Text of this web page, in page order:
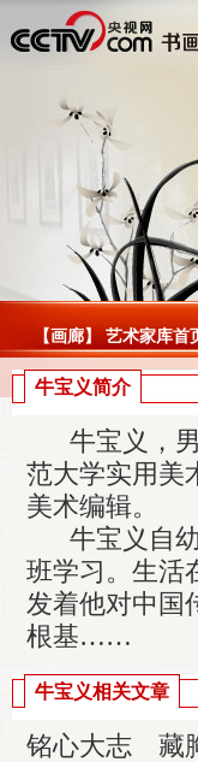
【画廊】 艺术家库首
牛宝义简介
牛宝义，男
范大学实用美
美术编辑。
牛宝义自幼
班学习。生活
发着他对中国
根基……
牛宝义相关文章
铭心大志 藏